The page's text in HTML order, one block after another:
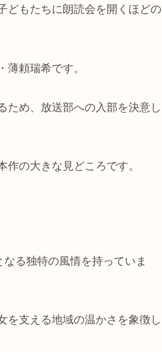
どもたちに朗読会を開くほどの
頼瑞希です。
ため、放送部への入部を決意し
の大きな見どころです。
る独特の風情を持っていま
を支える地域の温かさを象徴し